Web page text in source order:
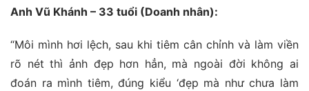
Anh Vũ Khánh – 33 tuổi (Doanh nhân):
“Môi mình hơi lệch, sau khi tiêm cân chỉnh và làm viền
rõ nét thì ảnh đẹp hơn hẳn, mà ngoài đời không ai
đoán ra mình tiêm, đúng kiểu ‘đẹp mà như chưa làm